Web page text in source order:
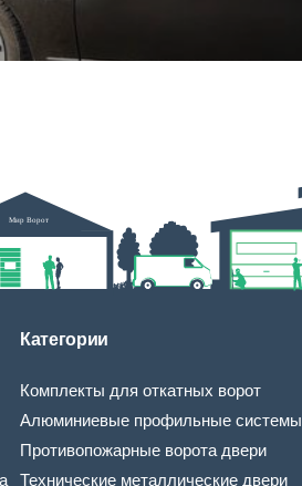
Категории
Комплекты для откатных ворот
Алюминиевые профильные системы
Противопожарные ворота двери
Технические металлические двери